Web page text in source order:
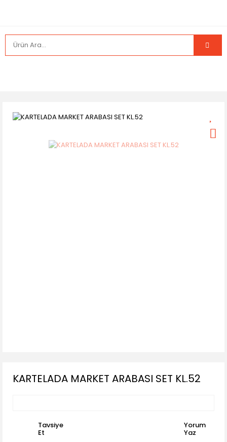
KARTELADA MARKET ARABASI SET KL.52
Tavsiye
Et
Yorum
Yaz